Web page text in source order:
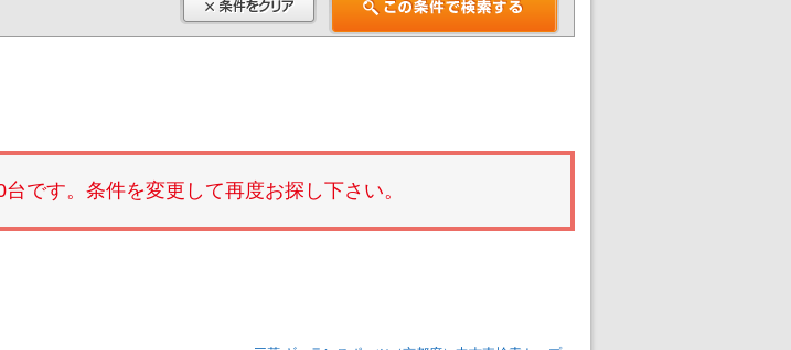
です。条件を変更して再度お探し下さい。